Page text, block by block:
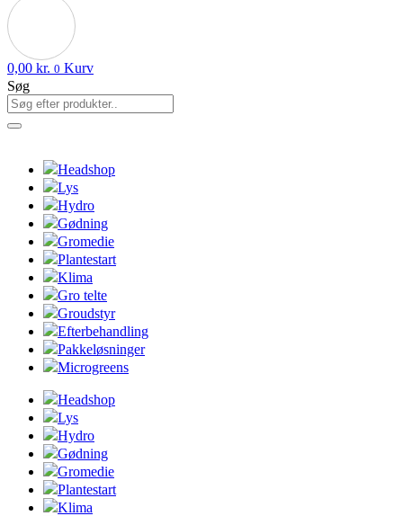
0,00 kr. 0 Kurv
Søg
Headshop
Lys
Hydro
Gødning
Gromedie
Plantestart
Klima
Gro telte
Groudstyr
Efterbehandling
Pakkeløsninger
Microgreens
Headshop
Lys
Hydro
Gødning
Gromedie
Plantestart
Klima